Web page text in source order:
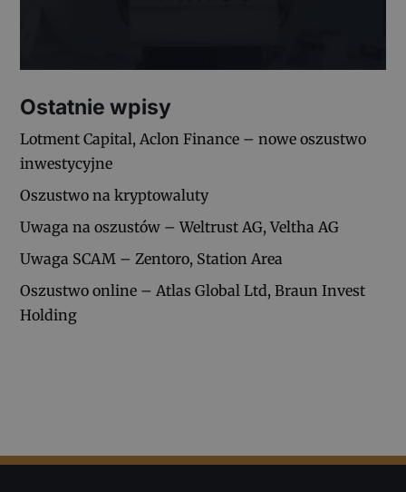
Ostatnie wpisy
Lotment Capital, Aclon Finance – nowe oszustwo
inwestycyjne
Oszustwo na kryptowaluty
Uwaga na oszustów – Weltrust AG, Veltha AG
Uwaga SCAM – Zentoro, Station Area
Oszustwo online – Atlas Global Ltd, Braun Invest
Holding